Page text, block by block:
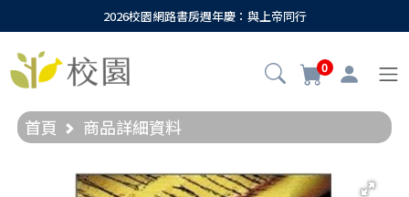
2026校園網路書房週年慶：與上帝同行
0
首頁 商品詳細資料